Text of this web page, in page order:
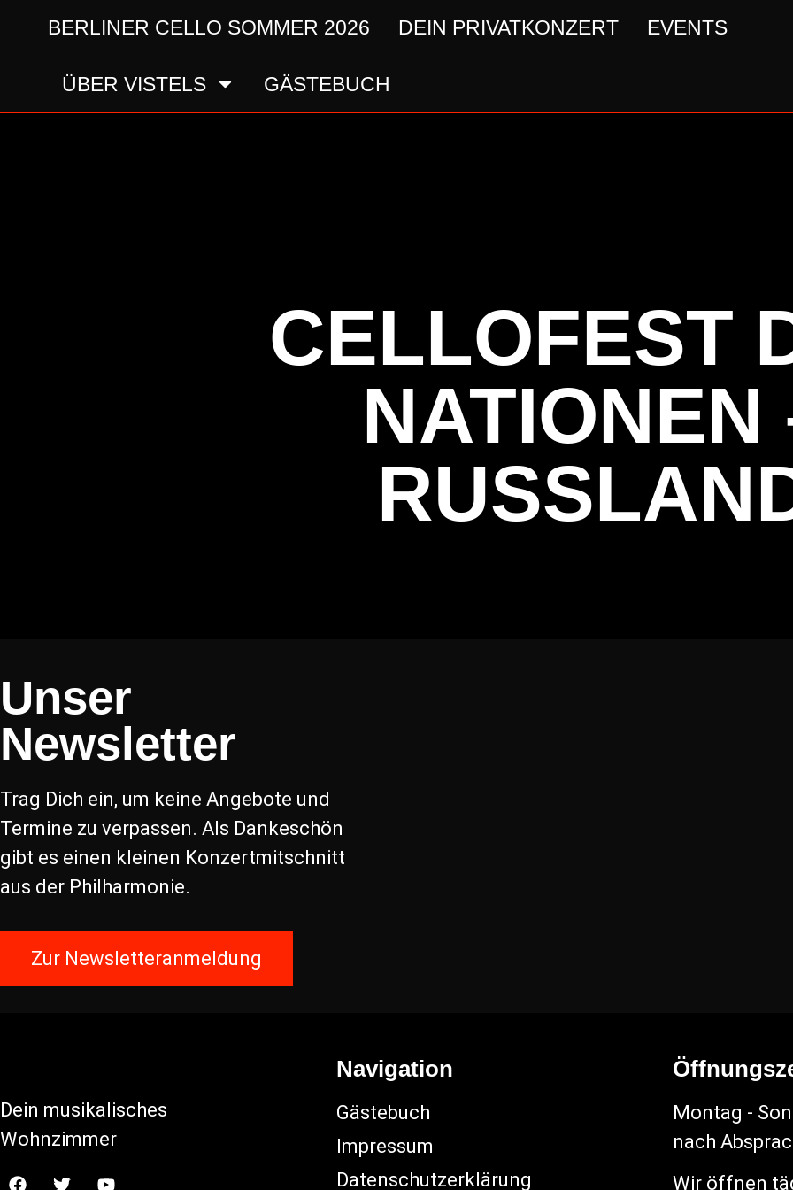
BERLINER CELLO SOMMER 2026 DEIN PRIVATKONZERT EVENTS
ÜBER VISTELS GÄSTEBUCH
CELLOFEST
NATIONEN
Unser
Newsletter
Trag Dich ein, um keine Angebote und
Termine zu verpassen. Als Dankeschön
gibt es einen kleinen Konzertmitschnitt
aus der Philharmonie.
Zur Newsletteranmeldung
Dein musikalisches
Wohnzimmer
Navigation
Gästebuch
Impressum
Datenschutzerklärung
Montag -
nach
Wir öffnen